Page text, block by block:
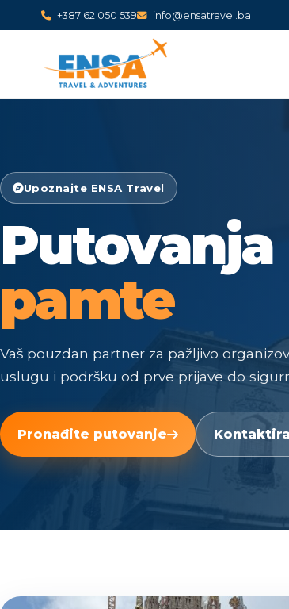
+387 62 050 539 info@ensatravel.ba
Upoznajte ENSA Travel
Putovanja
pamte
Vaš pouzdan partner za pažljivo
uslugu i podršku od prve prijave do
Pronađite putovanje